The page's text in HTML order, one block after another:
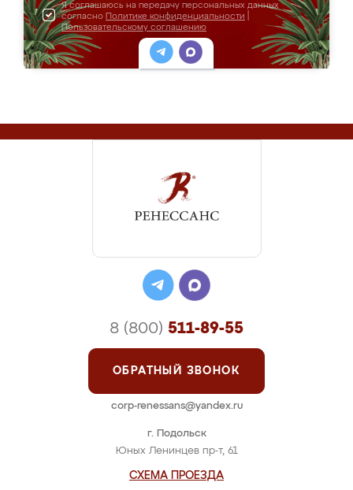
Я соглашаюсь на передачу персональных данных
согласно Политике конфиденциальности
Пользовательскому соглашению
г. Подольск
Юных Ленинцев пр-т, 61
СХЕМА ПРОЕЗДА
8 (800) 511-89-55
ОБРАТНЫЙ ЗВОНОК
corp-renessans@yandex.ru